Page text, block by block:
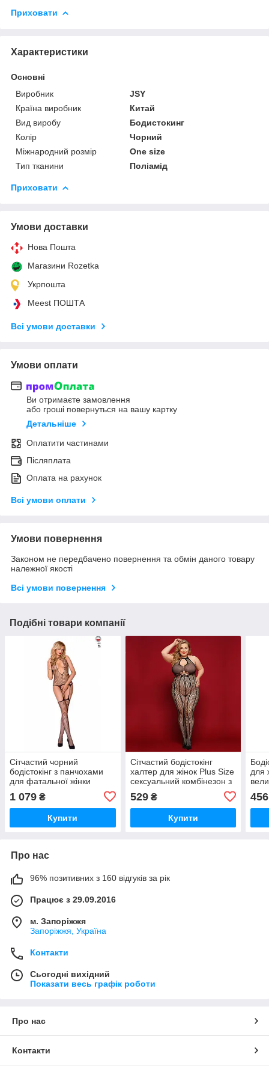
Приховати
Характеристики
Основні
Виробник
JSY
Країна виробник
Китай
Вид виробу
Бодистокинг
Колір
Чорний
Міжнародний розмір
One size
Тип тканини
Поліамід
Приховати
Умови доставки
Нова Пошта
Магазини Rozetka
Укрпошта
Meest ПОШТА
Всі умови доставки
Умови оплати
Ви отримаєте замовлення
або гроші повернуться на вашу картку
Детальніше
Оплатити частинами
Післяплата
Оплата на рахунок
Всі умови оплати
Умови повернення
Законом не передбачено повернення та обмін даного товару
належної якості
Всі умови повернення
Подібні товари компанії
Сітчастий чорний
бодістокінг з панчохами
для фатальної жінки
сексуальний комбінезон
на підв'язках
1 079 ₴
Купити
Сітчастий бодістокінг
халтер для жінок Plus Size
сексуальний комбінезон з
чорний
529₴
Купити
для
456
Про нас
96% позитивних з 160 відгуків за рік
Працює з 29.09.2016
м. Запоріжжя
Запоріжжя, Україна
Контакти
Сьогодні вихідний
Показати весь графік роботи
Про нас
Контакти